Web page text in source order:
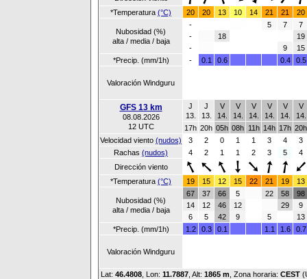
*Temperatura (°C) 20 20 13 10 14 21 21 20
Nubosidad (%)
alta / media / baja
-
-
-
18
5 7
9
7
19
15
*Precip. (mm/1h)
- 0.1 0.6 0.4 0.5
Valoración Windguru
GFS 13 km
08.08.2026
12 UTC
J
13.
J
13.
V
14.
V
14.
V
14.
V
14.
V
14.
V
14.
17h 20h 05h 08h 11h 14h 17h 20h
Velocidad viento (nudos) 3 2 0 1 1 3 4
3
Rachas (nudos) 4 2 1 1 2 3 5
4
Dirección viento
*Temperatura (°C) 19 15 12 15 22 21 19 13
Nubosidad (%)
alta / media / baja
67
14
6
37
12
5
66
46
42
5
12
9
22
5
58
29
98
9
13
*Precip. (mm/1h)
1.2 0.3 0.1 1.1 1.6 0.7
Valoración Windguru
Lat: 46.4808 , Lon: 11.7887 Alt: 1865 m , Zona horaria: CEST